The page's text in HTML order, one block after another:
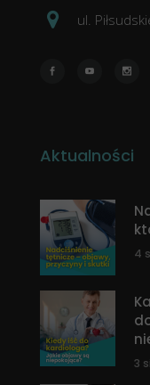
ul.
Aktualności
4
3